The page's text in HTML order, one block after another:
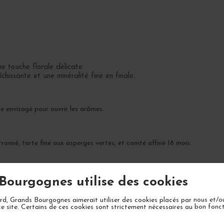
utilise des cookies
Grands Bourgognes aimerait utiliser des cookies placés par nous et/
site. Certains de ces cookies sont strictement nécessaires au bon
touche florale délicate.
et une minéralité fine en finale.
envisagé pour ouvrir les arômes.
tarte fine aux asperges vertes, et comté affiné 18 mois.
de travail convivial.
dans les 5 à 7 prochaines années.